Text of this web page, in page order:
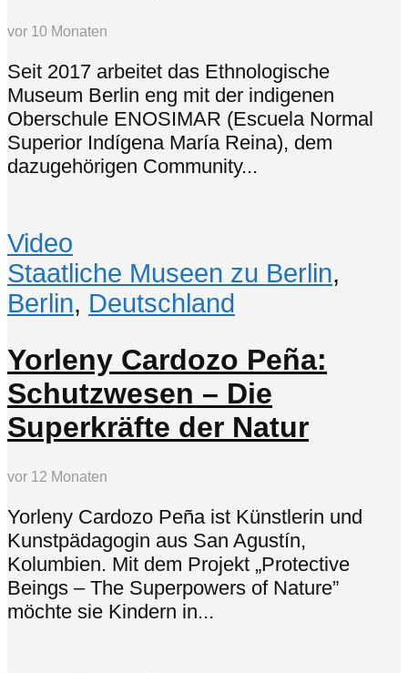
vor 10 Monaten
Seit 2017 arbeitet das Ethnologische
Museum Berlin eng mit der indigenen
Oberschule ENOSIMAR (Escuela Normal
Superior Indígena María Reina), dem
dazugehörigen Community...
Video
Staatliche Museen zu Berlin,
Berlin, Deutschland
Yorleny Cardozo Peña:
Schutzwesen – Die
Superkräfte der Natur
vor 12 Monaten
Yorleny Cardozo Peña ist Künstlerin und
Kunstpädagogin aus San Agustín,
Kolumbien. Mit dem Projekt „Protective
Beings – The Superpowers of Nature”
möchte sie Kindern in...